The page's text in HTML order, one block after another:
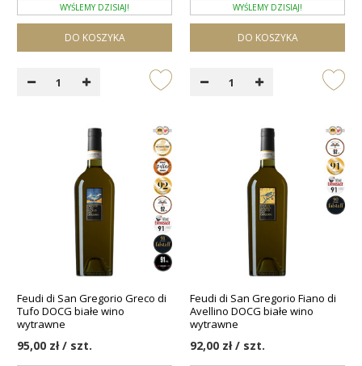
WYŚLEMY DZISIAJ!
DO KOSZYKA
WYŚLEMY DZISIAJ!
DO KOSZYKA
Feudi di San Gregorio Greco di
Tufo DOCG białe wino
wytrawne
95,00 zł / szt.
Feudi di San Gregorio Fiano di
Avellino DOCG białe wino
wytrawne
92,00 zł / szt.